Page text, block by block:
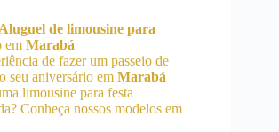
Aluguel de limousine para
em Marabá
de fazer um passeio de
seu aniversário em Marabá
limousine para festa
Conheça nossos modelos em